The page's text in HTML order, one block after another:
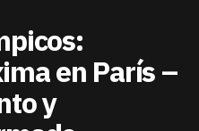
en París –
y